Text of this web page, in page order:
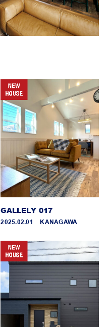
GALLELY 017
2025.02.01 _ KANAGAWA